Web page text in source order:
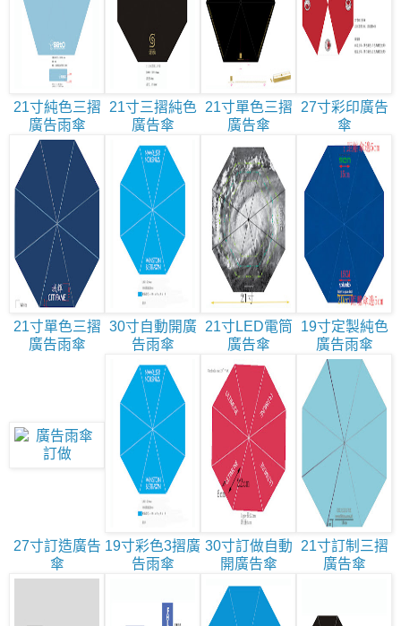
21寸純色三摺
廣告雨傘
21寸三摺純色
廣告傘
21寸單色三摺
廣告傘
27寸彩印廣告
傘
21寸單色三摺
廣告雨傘
30寸自動開廣
告雨傘
21寸LED電筒
廣告傘
19寸定製純色
廣告雨傘
27寸訂造廣告
傘
19寸彩色3摺廣
告雨傘
30寸訂做自動
開廣告傘
21寸訂制三摺
廣告傘